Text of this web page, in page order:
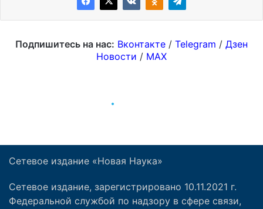
Сетевое издание «Новая Наука»
Сетевое издание, зарегистрировано 10.11.2021 г.
Федеральной службой по надзору в сфере связи,